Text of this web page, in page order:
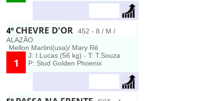
4º CHEVRE D'OR
452 - 8 / M /
ALAZÃO
Mellon Martini(usa)/ Mary Rê
1
J: I.Lucas (56 kg) - T: T.Souza
P: Stud Golden Phoenix